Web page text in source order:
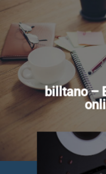
billtano –